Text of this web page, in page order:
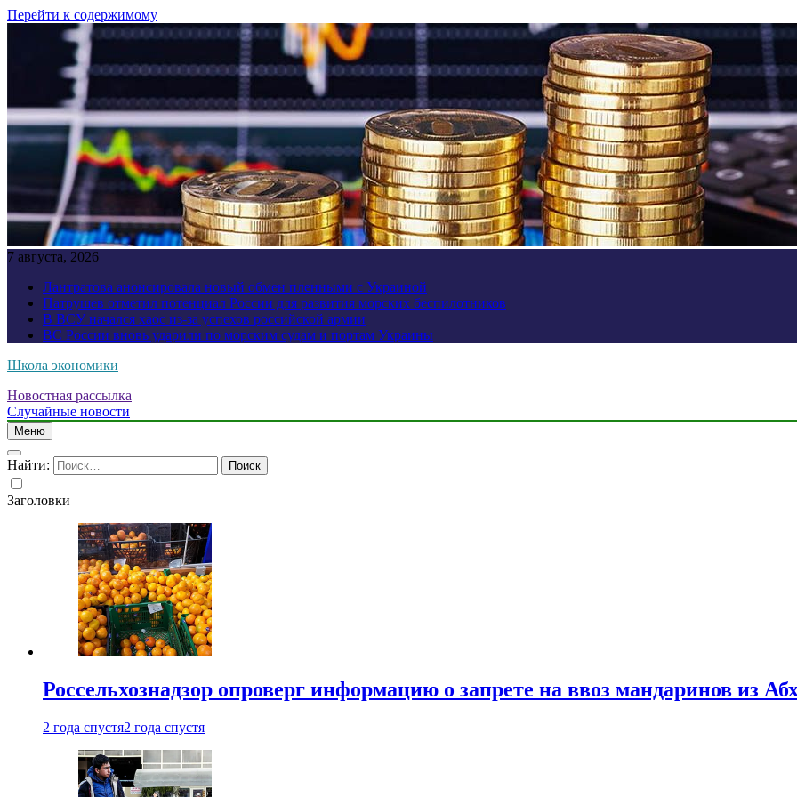
Перейти к содержимому
7 августа, 2026
Лантратова анонсировала новый обмен пленными с Украиной
Патрушев отметил потенциал России для развития морских беспилотников
В ВСУ начался хаос из-за успехов российской армии
ВС России вновь ударили по морским судам и портам Украины
Школа экономики
Новостная рассылка
Случайные новости
Меню
Найти:
Заголовки
Россельхознадзор опроверг информацию о запрете на ввоз мандаринов из
2 года спустя2 года спустя